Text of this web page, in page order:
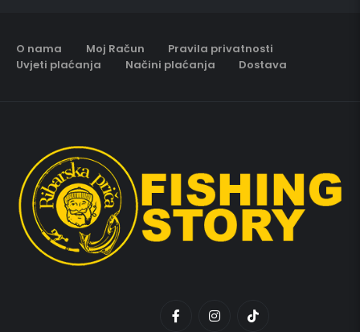
O nama Moj Račun
Pravila privatnosti
Uvjeti plaćanja
Načini plaćanja Dostava